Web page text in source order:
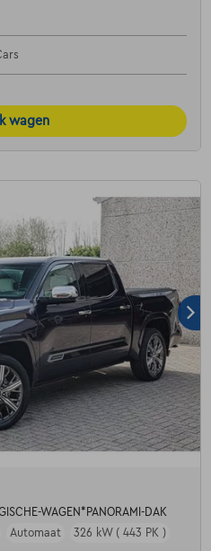
wagen
WAGEN*PANORAMI-DAK
Automaat 326 kW ( 443 PK )